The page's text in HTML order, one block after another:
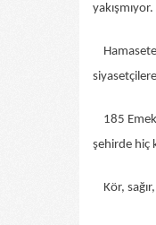
yakışmıyor.
185
şehirde hiç
Kör, sağır,